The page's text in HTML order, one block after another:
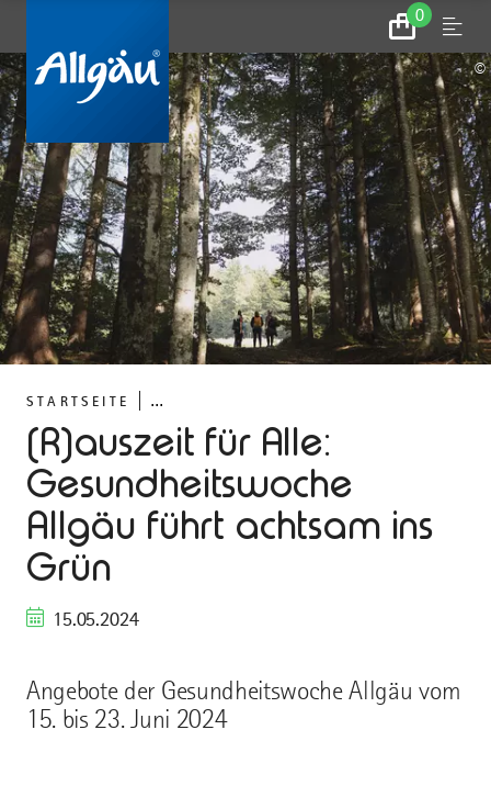
0
Zum
Warenkorb
Menu
STARTSEITE ...
(R)auszeit für Alle:
Gesundheitswoche
Allgäu führt achtsam ins
Grün
15.05.2024
©
Angebote der Gesundheitswoche Allgäu vom
15. bis 23. Juni 2024